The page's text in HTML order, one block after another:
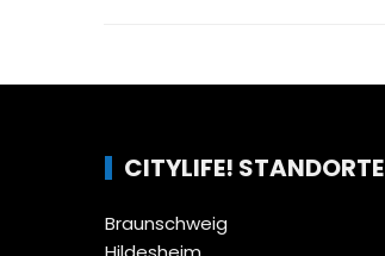
CITYLIFE! STANDORTE
Braunschweig